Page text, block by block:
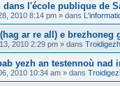
l'école publique de
2010 8:14 pm » dans
ar re all) e brezhoneg
2010 2:29 pm » dans
yezh an testennoù nad
2010 10:34 am » dans